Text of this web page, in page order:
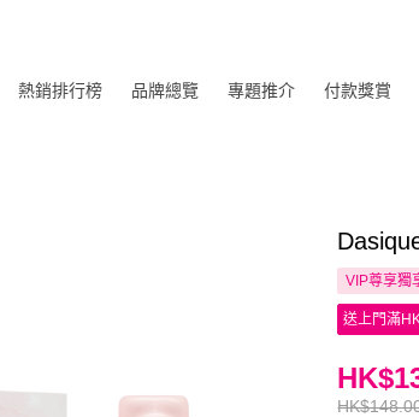
熱銷排行榜 品牌總覽 專題推介 付款獎賞
VIP尊享獨
送上門滿